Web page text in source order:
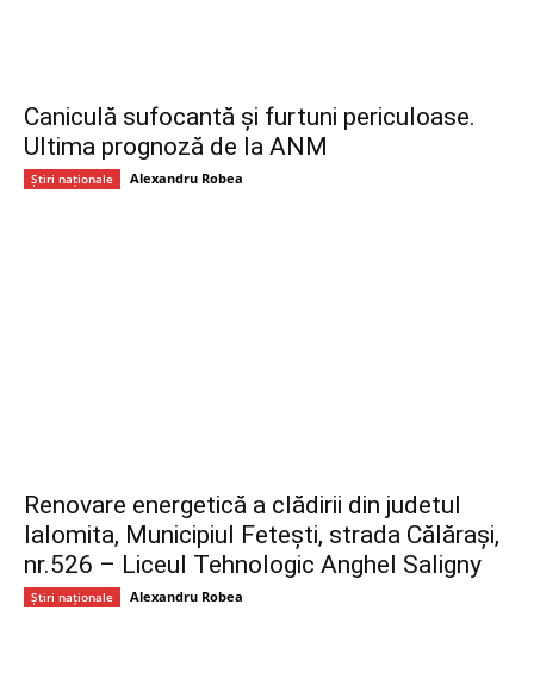
Caniculă sufocantă și furtuni periculoase.
Ultima prognoză de la ANM
Știri naționale Alexandru Robea
Renovare energetică a clădirii din judetul
Ialomita, Municipiul Fetești, strada Călărași,
nr.526 – Liceul Tehnologic Anghel Saligny
Știri naționale Alexandru Robea